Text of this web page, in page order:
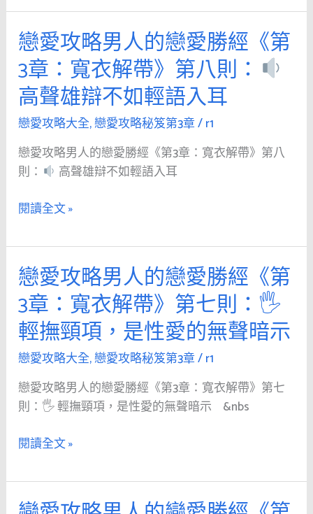
心
她
的
名
字，
親
密
感
就
悄
悄
升
溫
《第
3
章：
寬
衣
解
帶》
第
九
則：
滑
的
她，
暫
時
脫
離
了
理
戀愛攻略男人的戀愛勝經《第
3章：寬衣解帶》第八則：
高聲雄辯不如輕語入耳
戀愛攻略大全,戀愛攻略秘笈第3章/r1
戀愛攻略男人的戀愛勝經《第3章：寬衣解帶》第八
則：
高聲雄辯不如輕語入耳
戀
愛
攻
略
男
人
的
戀
勝
《第
3
章：
寬
衣
解
帶》
第
八
則：
高
辯
閱讀全文 »
戀愛攻略男人的戀愛勝經《第
3章：寬衣解帶》第七則：🖐
輕撫頸項，是性愛的無聲暗示
戀愛攻略大全,戀愛攻略秘笈第3章/r1
戀愛攻略男人的戀愛勝經《第3章：寬衣解帶》第七
則：🖐 輕撫頸項，是性愛的無聲暗示 &nbs
戀
愛
攻
略
男
人
的
戀
勝
《第
3
閱讀全文 »
戀